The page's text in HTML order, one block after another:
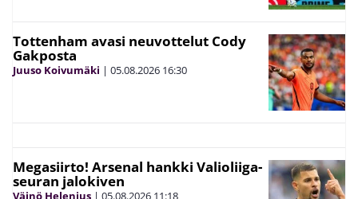
Tottenham avasi neuvottelut Cody
Gakposta
Juuso Koivumäki | 05.08.2026 16:30
Megasiirto! Arsenal hankki Valioliiga-
seuran jalokiven
Väinö Helenius | 05.08.2026 11:18